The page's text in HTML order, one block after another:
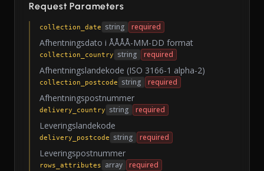
Request Parameters
collection_date string required
Afhentningsdato i ÅÅÅÅ-MM-DD format
collection_country string required
Afhentningslandekode (ISO 3166-1 alpha-2)
collection_postcode string required
Afhentningspostnummer
delivery_country string required
Leveringslandekode
delivery_postcode string required
Leveringspostnummer
rows_attributes array required